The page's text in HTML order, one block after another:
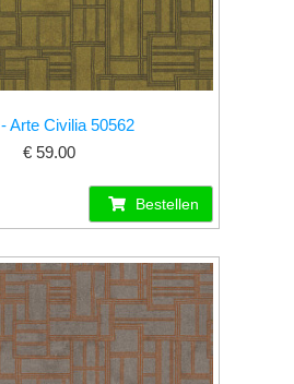
- Arte Civilia 50562
€ 59.00
Bestellen